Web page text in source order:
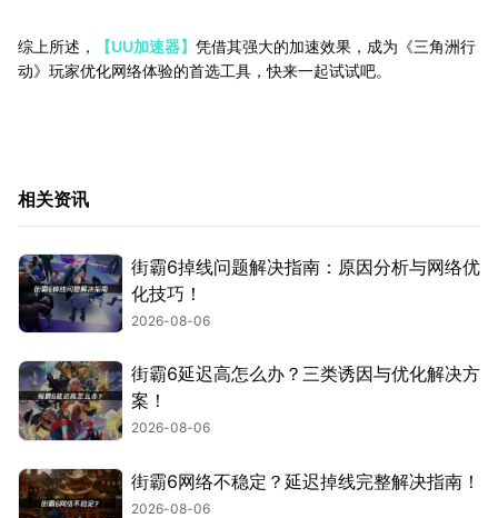
综上所述， 【UU加速器】 凭借其强大的加速效果，成为《三角洲行
动》玩家优化网络体验的首选工具，快来一起试试吧。
相关资讯
街霸6掉线问题解决指南：原因分析与网络优
化技巧！
2026-08-06
街霸6延迟高怎么办？三类诱因与优化解决方
案！
2026-08-06
街霸6网络不稳定？延迟掉线完整解决指南！
2026-08-06